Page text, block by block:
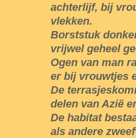
achterlijf, bij
vlekken.
Borststuk
vrijwel geheel
Ogen van man
er bij vrouwtjes
De
delen van Azië
De habitat
als andere